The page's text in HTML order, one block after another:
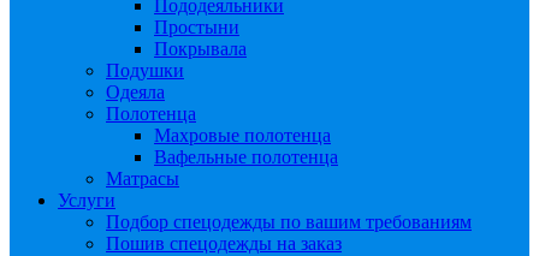
Пододеяльники
Простыни
Покрывала
Подушки
Одеяла
Полотенца
Махровые полотенца
Вафельные полотенца
Матрасы
Услуги
Подбор спецодежды по вашим требованиям
Пошив спецодежды на заказ